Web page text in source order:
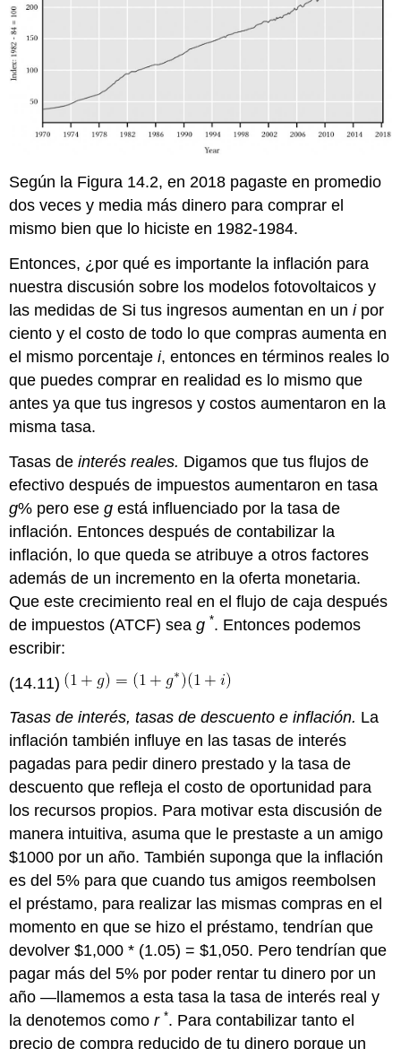
Según la Figura 14.2, en 2018 pagaste en promedio
dos veces y media más dinero para comprar el
mismo bien que lo hiciste en 1982-1984.
Entonces, ¿por qué es importante la inflación para
nuestra discusión sobre los modelos fotovoltaicos y
las medidas de Si tus ingresos aumentan en unipor
ciento y el costo de todo lo que compras aumenta en
el mismo porcentajei, entonces en términos reales lo
que puedes comprar en realidad es lo mismo que
antes ya que tus ingresos y costos aumentaron en la
misma tasa.
Tasas deinterés reales. Digamos que tus flujos de
efectivo después de impuestos aumentaron en tasa
g% pero eseg está influenciado por la tasa de
inflación. Entonces después de contabilizar la
inflación, lo que queda se atribuye a otros factores
además de un incremento en la oferta monetaria.
Que este crecimiento real en el flujo de caja después
de impuestos (ATCF) seag *. Entonces podemos
escribir:
(14.11)
Tasas de interés, tasas de descuento e inflación. La
inflación también influye en las tasas de interés
pagadas para pedir dinero prestado y la tasa de
descuento que refleja el costo de oportunidad para
los recursos propios. Para motivar esta discusión de
manera intuitiva, asuma que le prestaste a un amigo
$1000 por un año. También suponga que la inflación
es del 5% para que cuando tus amigos reembolsen
el préstamo, para realizar las mismas compras en el
momento en que se hizo el préstamo, tendrían que
devolver $1,000 * (1.05) = $1,050. Pero tendrían que
pagar más del 5% por poder rentar tu dinero por un
año —llamemos a esta tasa la tasa de interés real y
la denotemos comor *. Para contabilizar tanto el
precio de compra reducido de tu dinero porque un